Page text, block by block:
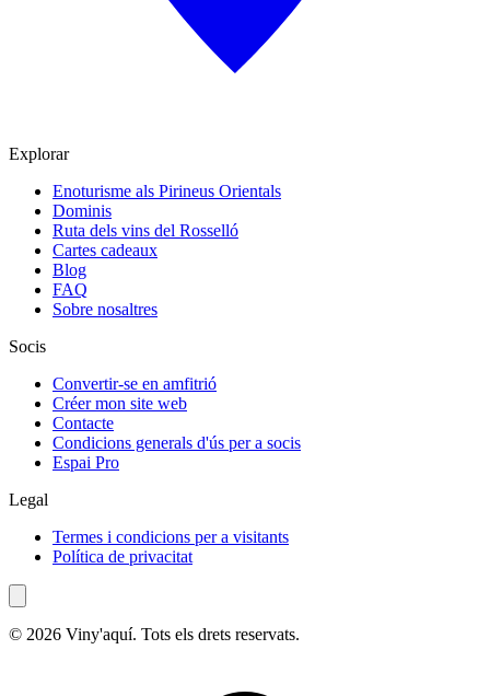
Explorar
Enoturisme als Pirineus Orientals
Dominis
Ruta dels vins del Rosselló
Cartes cadeaux
Blog
FAQ
Sobre nosaltres
Socis
Convertir-se en amfitrió
Créer mon site web
Contacte
Condicions generals d'ús per a socis
Espai Pro
Legal
Termes i condicions per a visitants
Política de privacitat
© 2026 Viny'aquí. Tots els drets reservats.